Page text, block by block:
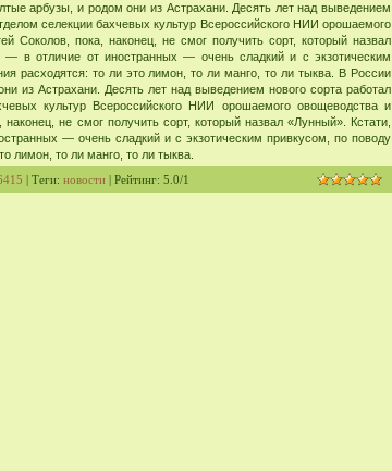
арбузы, и родом они из Астрахани. Десять лет над выведением
селекции бахчевых культур Всероссийского НИИ орошаемого
Соколов, пока, наконец, не смог получить сорт, который назвал
— в отличие от иностранных — очень сладкий и с экзотическим
расходятся: то ли это лимон, то ли манго, то ли тыква. В России
из Астрахани. Десять лет над выведением нового сорта работал
культур Всероссийского НИИ орошаемого овощеводства и
не смог получить сорт, который назвал «Лунный». Кстати,
— очень сладкий и с экзотическим привкусом, по поводу
лимон, то ли манго, то ли тыква.
| Теги: новости | Рейтинг: 5.0/1